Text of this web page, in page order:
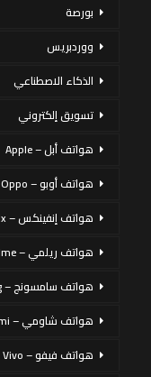
بورصة
ووردبريس
الذكاء الاصطناعي
تسويق إلكتروني
هواتف أبل – Apple
هواتف أوبو – Oppo
هواتف إنفينكس – Infinix
هواتف ريلمي – Realme
هواتف سامسونج – Samsung
هواتف شاومي – Xiaomi
هواتف فيفو – Vivo